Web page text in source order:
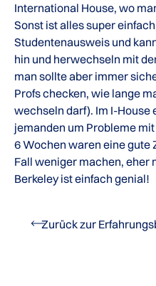
International House, wo
Sonst ist alles super
Studentenausweis und
hin und herwechseln mit
man sollte aber immer
Profs checken, wie lange
wechseln darf). Im I-
jemanden um Probleme
6 Wochen waren eine gute
Fall weniger machen, eher
Berkeley ist einfach genial!
Zurück zur